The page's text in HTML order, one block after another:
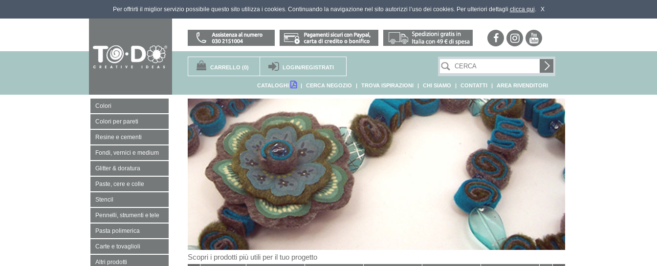
Per offrirti il miglior servizio possibile questo sito utilizza i cookies. Continuando la navigazione nel sito autorizzi l’uso dei cookies. Per ulteriori dettagli clicca qui. X
CARRELLO (0) LOGIN/REGISTRATI
CATALOGHI | CERCA NEGOZIO | TROVA ISPIRAZIONI | CHI SIAMO | CONTATTI | AREA RIVENDITORI
Colori
Colori per pareti
Resine e cementi
Fondi, vernici e medium
Glitter & doratura
Paste, cere e colle
Stencil
Pennelli, strumenti e tele
Pasta polimerica
Carte e tovaglioli
Altri prodotti
Scopri i prodotti più utili per il tuo progetto